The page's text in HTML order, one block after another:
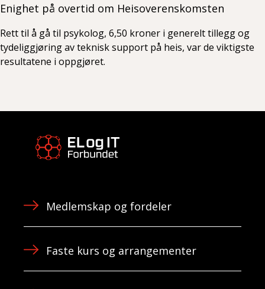
Enighet på overtid om Heisoverenskomsten
Rett til å gå til psykolog, 6,50 kroner i generelt tillegg og
tydeliggjøring av teknisk support på heis, var de viktigste
resultatene i oppgjøret.
Medlemskap og fordeler
Faste kurs og arrangementer